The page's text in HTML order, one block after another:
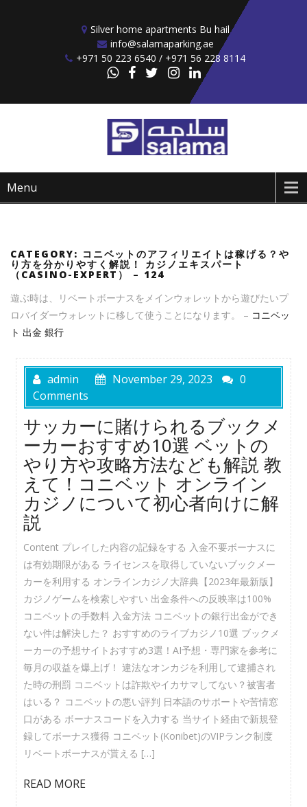
Silver home apartments Bu hail
info@salamaparking.ae
+971 50 223 6540 / +971 56 228 8114
Menu
CATEGORY: コニベットのアフィリエイトは稼げる？や
り方を分かりやすく解説！ カジノエキスパート
（CASINO-EXPERT） – 124
遊ぶ時は、リベートボーナスをメインウォレットから遊びたいプ
ロバイダーウォレットに移して使うことになります。 – コニベッ
ト 出金 銀行
admin November 29, 2023
0
Comments
サッカーに賭けられるブックメ
ーカーおすすめ10選 ベットの
やり方や攻略方法なども解説 教
えて！コニベット オンライン
カジノについて初心者向けに解
説
Content プレイした内容の記録をする 入金不要ボーナスに
は有効期限がある ライセンスを取得していないブックメー
カーを利用する オンラインカジノ大辞典【2023年最新版】
カジノゲームを検索しやすい 出金条件への反映率は100%
コニベットの手数料 入金方法 コニベットの銀行出金ができ
ない件は解決した？ おすすめのライブカジノ10選 ブックメ
ーカーの予想サイトおすすめ3選！AI予想・専門家を参考に
毎月の収益を爆上げ！ 違法なオンカジを利用して逮捕され
た時の刑罰 コニベットは詐欺やイカサマしてない？被害者
はいる？ コニベットの悪い評判 日本語のサポートや苦情窓
口がある ボーナスコードを入力する 当サイト経由で新規登
録してボーナス獲得 コニベット(Konibet)のVIPランク制度
リベートボーナスが貰える […]
READ MORE